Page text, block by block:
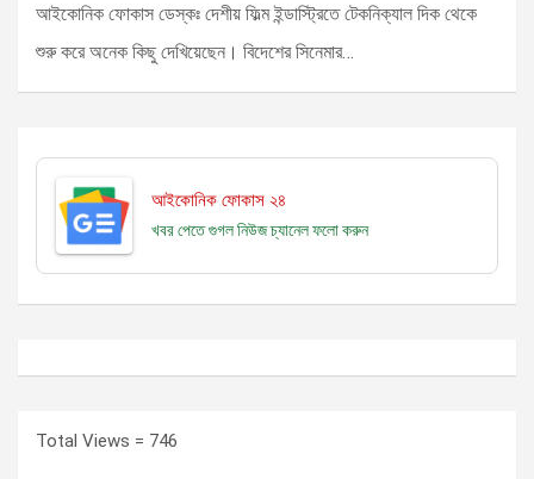
আইকোনিক ফোকাস ডেস্কঃ দেশীয় ফিল্ম ইন্ডাস্ট্রিতে টেকনিক্যাল দিক থেকে
শুরু করে অনেক কিছু দেখিয়েছেন। বিদেশের সিনেমার…
আইকোনিক ফোকাস ২৪
খবর পেতে গুগল নিউজ চ্যানেলফলো করুন
Total Views = 746